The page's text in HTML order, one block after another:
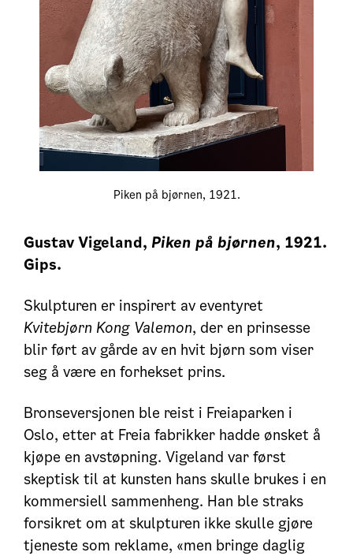
Piken på bjørnen, 1921.
Gustav Vigeland, Piken på bjørnen, 1921.
Gips.
Skulpturen er inspirert av eventyret
Kvitebjørn Kong Valemon, der en prinsesse
blir ført av gårde av en hvit bjørn som viser
seg å være en forhekset prins.
Bronseversjonen ble reist i Freiaparken i
Oslo, etter at Freia fabrikker hadde ønsket å
kjøpe en avstøpning. Vigeland var først
skeptisk til at kunsten hans skulle brukes i en
kommersiell sammenheng. Han ble straks
forsikret om at skulpturen ikke skulle gjøre
tjeneste som reklame, «men bringe daglig